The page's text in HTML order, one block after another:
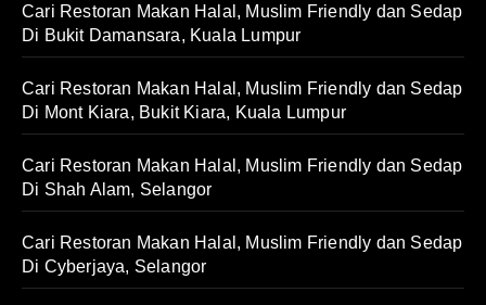
Cari Restoran Makan Halal, Muslim Friendly dan Sedap
Di Bukit Damansara, Kuala Lumpur
Cari Restoran Makan Halal, Muslim Friendly dan Sedap
Di Mont Kiara, Bukit Kiara, Kuala Lumpur
Cari Restoran Makan Halal, Muslim Friendly dan Sedap
Di Shah Alam, Selangor
Cari Restoran Makan Halal, Muslim Friendly dan Sedap
Di Cyberjaya, Selangor